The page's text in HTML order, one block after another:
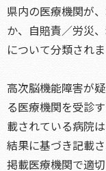
県内の医療機関が
か、自賠責／労災
について分類され
高次脳機能障害が
る医療機関を受診
載されている病院
結果に基づき記載
掲載医療機関で適